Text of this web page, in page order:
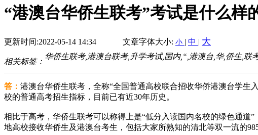
“港澳台华侨生联考”考试是什么样
更新时间:2022-05-14 14:34 文章字体大小: 小 | 中 | 大
相关标签：
华侨生联考,港澳台联考,升学考试,国内,“,港澳台,华,侨生,联
答： 港澳台华侨生联考，全称“全国普通高校联合招收华侨港澳台学生
校的普通高考招生指标，目前已有近30年历史。
相比于高考，华侨生联考可以称得上是“低分入读国内名校的绿色通道
地高校接收华侨生及港澳台考生，包括大家所熟知的清北等双一流的985